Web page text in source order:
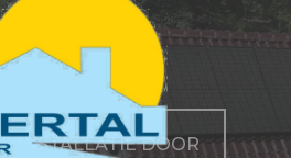
INSTALLATIE DOOR